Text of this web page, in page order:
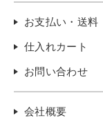
お支払い・送料
仕入れカート
お問い合わせ
会社概要